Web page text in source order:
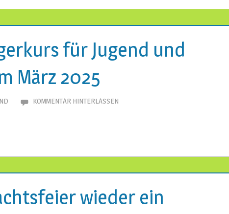
für Jugend und
März 2025
KOMMENTAR HINTERLASSEN
wieder ein